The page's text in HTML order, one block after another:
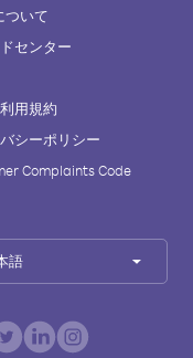
ついて
センター
用規約
シーポリシー
Complaints Code
語